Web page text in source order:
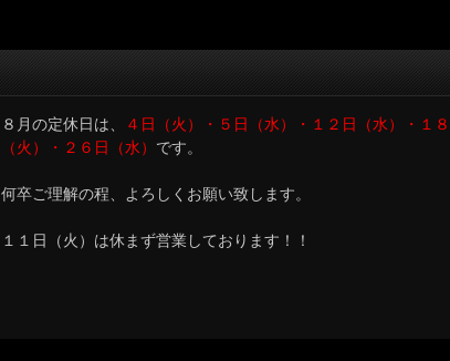
８月の定休日は、
４日（火）・５日（水）・１２日（水）・１
（火）・２６日（水） です。
何卒ご理解の程、よろしくお願い致します。
１１日（火）は休まず営業しております！！